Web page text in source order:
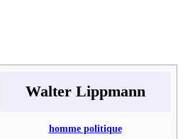
Walter Lippmann
homme politique